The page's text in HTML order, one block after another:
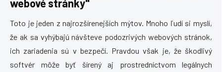
webové stránky"
Toto je jeden z najrozšírenejších mýtov. Mnoho ľudí si myslí,
že ak sa vyhýbajú návšteve podozrivých webových stránok,
ich zariadenia sú v bezpečí. Pravdou však je, že škodlivý
softvér môže byť šírený aj prostredníctvom legálnych